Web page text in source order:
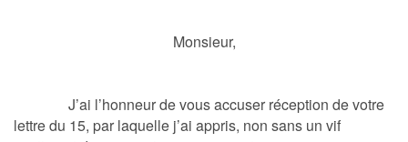
Monsieur,
J’ai l’honneur de vous accuser réception de votre
lettre du 15, par laquelle j’ai appris, non sans un vif